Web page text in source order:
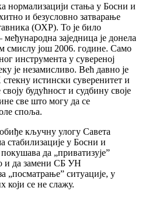
нормализацији стања у Босни и
и безусловно затварање
(ОХР). То је било
заједница је донела
смислу још 2006. године. Само
инструмента у сувереној
је незамисливо. Већ давно је
истински суверенитет и
будућност и судбину своје
све што могу да се
споља.
кључну улогу Савета
стабилизације у Босни и
да „приватизује”
и да замени СБ УН
„посматрање” ситуације, у
који се не слажу.